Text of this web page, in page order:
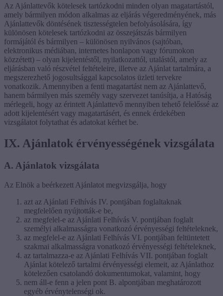
Az Ajánlattevők kötelesek tartózkodni minden olyan magatartástól,
amely bármilyen módon alkalmas az eljárás végeredményének, más
Ajánlattevők döntésének tisztességtelen befolyásolására, így
különösen kötelesek tartózkodni az összejátszás bármilyen
formájától és bármilyen – különösen nyilvános (sajtóban,
elektronikus médiában, internetes honlapon vagy fórumokon
közzétett) – olyan kijelentéstől, nyilatkozattól, utalástól, amely az
eljárásban való részvétel feltételeire, illetve az Ajánlat tartalmára, a
megszerezhető jogosultsággal kapcsolatos üzleti tervekre
vonatkozik. Amennyiben a fenti magatartást nem az Ajánlattevő,
hanem bármilyen más személy vagy szervezet tanúsítja, a Hatóság
mérlegeli, hogy az érintett Ajánlattevő mennyiben tehető felelőssé az
adott kijelentésért vagy magatartásért, és ennek érdekében
vizsgálatot folytathat és adatokat kérhet be.
IX. Ajánlatok érvényességének vizsgálata
A. Ajánlatok vizsgálata
Az Elnök a beérkezett Ajánlatot megvizsgálja, hogy
azt az Ajánlati Felhívás IV. pontjában foglaltaknak
megfelelően nyújtották-e be,
az megfelel-e az Ajánlati Felhívás V. pontjában foglalt
személyi alkalmasságra vonatkozó érvényességi feltételeknek,
az megfelel-e az Ajánlati Felhívás VI. pontjában feltüntetett
szakmai alkalmasságra vonatkozó érvényességi feltételeknek,
az tartalmazza-e az Ajánlati Felhívás VII. pontjában foglalt
Ajánlat kötelező tartalmi érvényességi elemeit, az Ajánlathoz
kötelezően csatolandó dokumentumokat, valamint, hogy
nem áll-e fenn a jelen pont B. alpontjában meghatározott
egyéb érvénytelenségi ok.